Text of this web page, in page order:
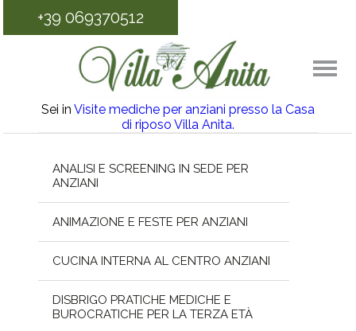
+39 069370512
Sei in Visite mediche per anziani presso la Casa
di riposo Villa Anita.
ANALISI E SCREENING IN SEDE PER
ANZIANI
ANIMAZIONE E FESTE PER ANZIANI
CUCINA INTERNA AL CENTRO ANZIANI
DISBRIGO PRATICHE MEDICHE E
BUROCRATICHE PER LA TERZA ETÀ